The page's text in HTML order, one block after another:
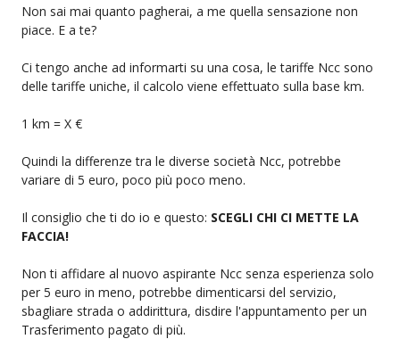
Non sai mai quanto pagherai, a me quella sensazione non
piace. E a te?
Ci tengo anche ad informarti su una cosa, le tariffe Ncc sono
delle tariffe uniche, il calcolo viene effettuato sulla base km.
1 km = X €
Quindi la differenze tra le diverse società Ncc, potrebbe
variare di 5 euro, poco più poco meno.
Il consiglio che ti do io e questo: SCEGLI CHI CI METTE LA
FACCIA!
Non ti affidare al nuovo aspirante Ncc senza esperienza solo
per 5 euro in meno, potrebbe dimenticarsi del servizio,
sbagliare strada o addirittura, disdire l'appuntamento per un
Trasferimento pagato di più.